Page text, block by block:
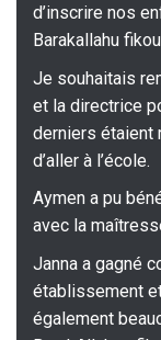
d’inscrire nos
Barakallahu
Je souhaitais
et la directrice
derniers étaient
d’aller à l’école.
Aymen a pu
avec la
Janna a gagné
établissement
également